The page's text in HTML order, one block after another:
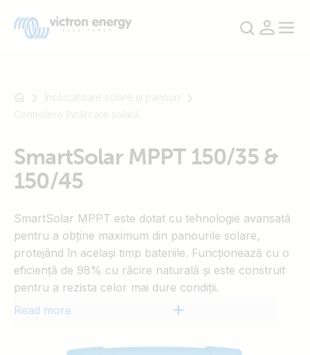
example
SmartSolar
SmartShunt
Încărcătoare solare și panouri
Controlere încărcare solară
SmartSolar MPPT 150/35 &
150/45
SmartSolar MPPT este dotat cu tehnologie avansată
pentru a obține maximum din panourile solare,
protejând în același timp bateriile. Funcționează cu o
eficiență de 98% cu răcire naturală și este construit
pentru a rezista celor mai dure condiții.
Read more